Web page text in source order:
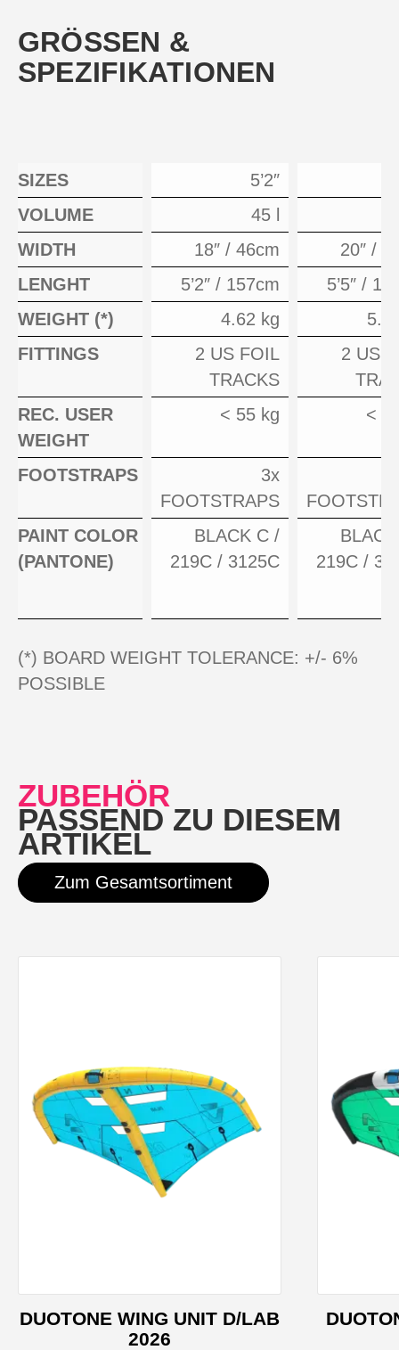
GRÖSSEN &
SPEZIFIKATIONEN
SIZES 5’2″
VOLUME
45 l
WIDTH
18″ / 46cm
20″ /
LENGHT
5’2″ / 157cm
5’5″ /
WEIGHT (*)
4.62 kg
FITTINGS
2 US FOIL
TRACKS
2 US
REC. USER
WEIGHT
< 55 kg <
FOOTSTRAPS
3x
FOOTSTRAPS
PAINT COLOR
(PANTONE)
BLACK C /
219C / 3125C
219C /
(*) BOARD WEIGHT TOLERANCE: +/- 6%
POSSIBLE
ZUBEHÖR
PASSEND ZU DIESEM
ARTIKEL
Zum Gesamtsortiment
DUOTONE WING UNIT D/LAB
2026